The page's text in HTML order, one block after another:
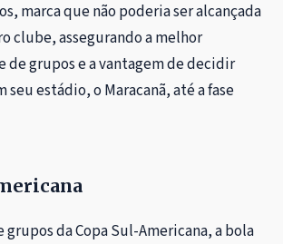
marca que não poderia ser alcançada
clube, assegurando a melhor
de grupos e a vantagem de decidir
seu estádio, o Maracanã, até a fase
grupos da Copa Sul-Americana, a bola